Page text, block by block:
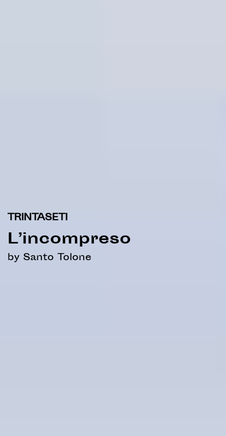
TRINTASETI
L’incompreso
by Santo Tolone